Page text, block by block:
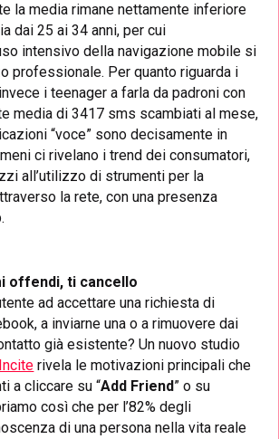
la media rimane nettamente inferiore
dai 25 ai 34 anni, per cui
intensivo della navigazione mobile si
professionale. Per quanto riguarda i
i teenager a farla da padroni con
media di 3417 sms scambiati al mese,
“voce” sono decisamente in
ci rivelano i trend dei consumatori,
all’utilizzo di strumenti per la
la rete, con una presenza
offendi, ti cancello
ad accettare una richiesta di
a inviarne una o a rimuovere dai
già esistente? Un nuovo studio
rivela le motivazioni principali che
a cliccare su “Add Friend” o su
così che per l’82% degli
di una persona nella vita reale